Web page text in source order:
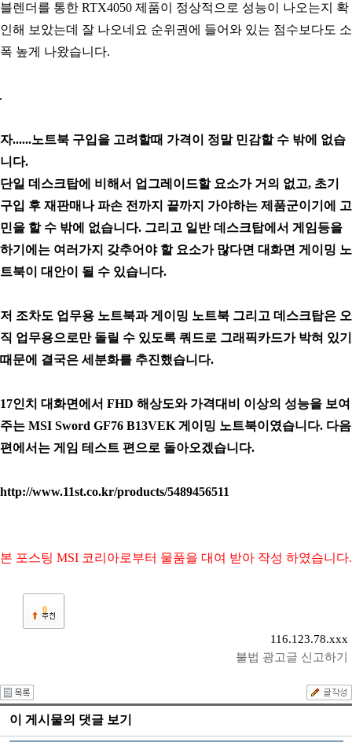
블렌더를 통한 RTX4050 제품이 정상적으로 성능이 나오는지 확
인해 보았는데 잘 나오네요 순위권에 들어와 있는 점수보다도 소
폭 높게 나왔습니다.
자......노트북 구입을 고려할때 가격이 정말 민감할 수 밖에 없습
니다.
단일 데스크탑에 비해서 업그레이드할 요소가 거의 없고, 초기
구입 후 재판매나 파손 전까지 끝까지 가야하는 제품군이기에 고
민을 할 수 밖에 없습니다. 그리고 일반 데스크탑에서 게임등을
하기에는 여러가지 갖추어야 할 요소가 많다면 대화면 게이밍 노
트북이 대안이 될 수 있습니다.
저 조차도 업무용 노트북과 게이밍 노트북 그리고 데스크탑은 오
직 업무용으로만 돌릴 수 있도록 쿼드로 그래픽카드가 박혀 있기
때문에 결국은 세분화를 추진했습니다.
17인치 대화면에서 FHD 해상도와 가격대비 이상의 성능을 보여
주는 MSI Sword GF76 B13VEK 게이밍 노트북이였습니다. 다음
편에서는 게임 테스트 편으로 돌아오겠습니다.
http://www.11st.co.kr/products/5489456511
본 포스팅 MSI 코리아로부터 물품을 대여 받아 작성 하였습니다.
0
116.123.78.xxx
불법 광고글 신고하기
이 게시물의 댓글 보기